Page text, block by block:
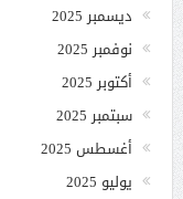
ديسمبر 2025
نوفمبر 2025
أكتوبر 2025
سبتمبر 2025
أغسطس 2025
يوليو 2025